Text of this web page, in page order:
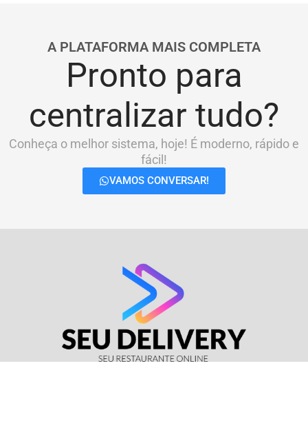
A PLATAFORMA MAIS COMPLETA
Pronto para
centralizar tudo?
Conheça o melhor sistema, hoje! É moderno, rápido e
fácil!
VAMOS CONVERSAR!